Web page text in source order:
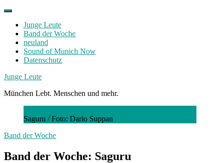
Skip
contentJunge Leute
Band der Woche
neuland
Sound of Munich Now
Datenschutz
Facebook
Twitter
Instagram
Junge Leute
München Lebt. Menschen und mehr.
Saguru /Foto: Dario Suppan
Band der Woche
Band der Woche: Saguru